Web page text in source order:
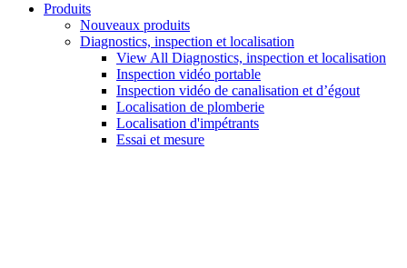
Produits
Nouveaux produits
Diagnostics, inspection et localisation
View All Diagnostics, inspection et localisation
Inspection vidéo portable
Inspection vidéo de canalisation et d’égout
Localisation de plomberie
Localisation d'impétrants
Essai et mesure